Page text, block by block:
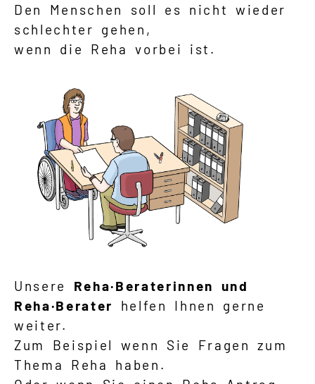
Den Menschen soll es nicht wieder
schlechter gehen,
wenn die Reha vorbei ist.
Unsere Reha·Beraterinnen und
Reha·Berater
helfen Ihnen gerne
weiter.
Zum Beispiel wenn Sie Fragen zum
Thema Reha haben.